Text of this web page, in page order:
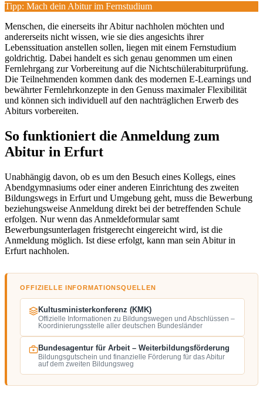
Tipp: Mach dein Abitur im Fernstudium
Menschen, die einerseits ihr Abitur nachholen möchten und
andererseits nicht wissen, wie sie dies angesichts ihrer
Lebenssituation anstellen sollen, liegen mit einem Fernstudium
goldrichtig. Dabei handelt es sich genau genommen um einen
Fernlehrgang zur Vorbereitung auf die Nichtschülerabiturprüfung.
Die Teilnehmenden kommen dank des modernen E-Learnings und
bewährter Fernlehrkonzepte in den Genuss maximaler Flexibilität
und können sich individuell auf den nachträglichen Erwerb des
Abiturs vorbereiten.
So funktioniert die Anmeldung zum
Abitur in Erfurt
Unabhängig davon, ob es um den Besuch eines Kollegs, eines
Abendgymnasiums oder einer anderen Einrichtung des zweiten
Bildungswegs in Erfurt und Umgebung geht, muss die Bewerbung
beziehungsweise Anmeldung direkt bei der betreffenden Schule
erfolgen. Nur wenn das Anmeldeformular samt
Bewerbungsunterlagen fristgerecht eingereicht wird, ist die
Anmeldung möglich. Ist diese erfolgt, kann man sein Abitur in
Erfurt nachholen.
OFFIZIELLE INFORMATIONSQUELLEN
Kultusministerkonferenz (KMK)
Offizielle Informationen zu Bildungswegen und Abschlüssen –
Koordinierungsstelle aller deutschen Bundesländer
Bundesagentur für Arbeit – Weiterbildungsförderung
Bildungsgutschein und finanzielle Förderung für das Abitur
auf dem zweiten Bildungsweg